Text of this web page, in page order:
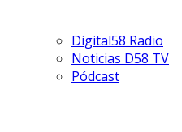
Digital58 Radio
Noticias D58 TV
Pódcast